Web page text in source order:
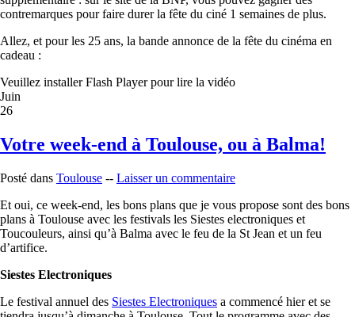
contremarques pour faire durer la fête du ciné 1 semaines de plus.
Allez, et pour les 25 ans, la bande annonce de la fête du cinéma en
cadeau :
Veuillez installer Flash Player pour lire la vidéo
Juin
26
Votre week-end à Toulouse, ou à Balma!
Posté dans Toulouse -- Laisser un commentaire
Et oui, ce week-end, les bons plans que je vous propose sont des bons
plans à Toulouse avec les festivals les Siestes electroniques et
Toucouleurs, ainsi qu’à Balma avec le feu de la St Jean et un feu
d’artifice.
Siestes Electroniques
Le festival annuel des Siestes Electroniques a commencé hier et se